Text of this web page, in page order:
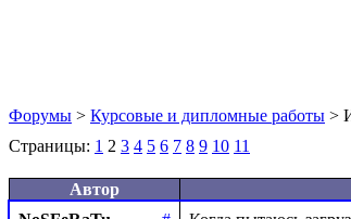
Форумы > Курсовые и дипломные работы >
Страницы: 1 2 3 4 5 6 7 8 9 10 11
Автор